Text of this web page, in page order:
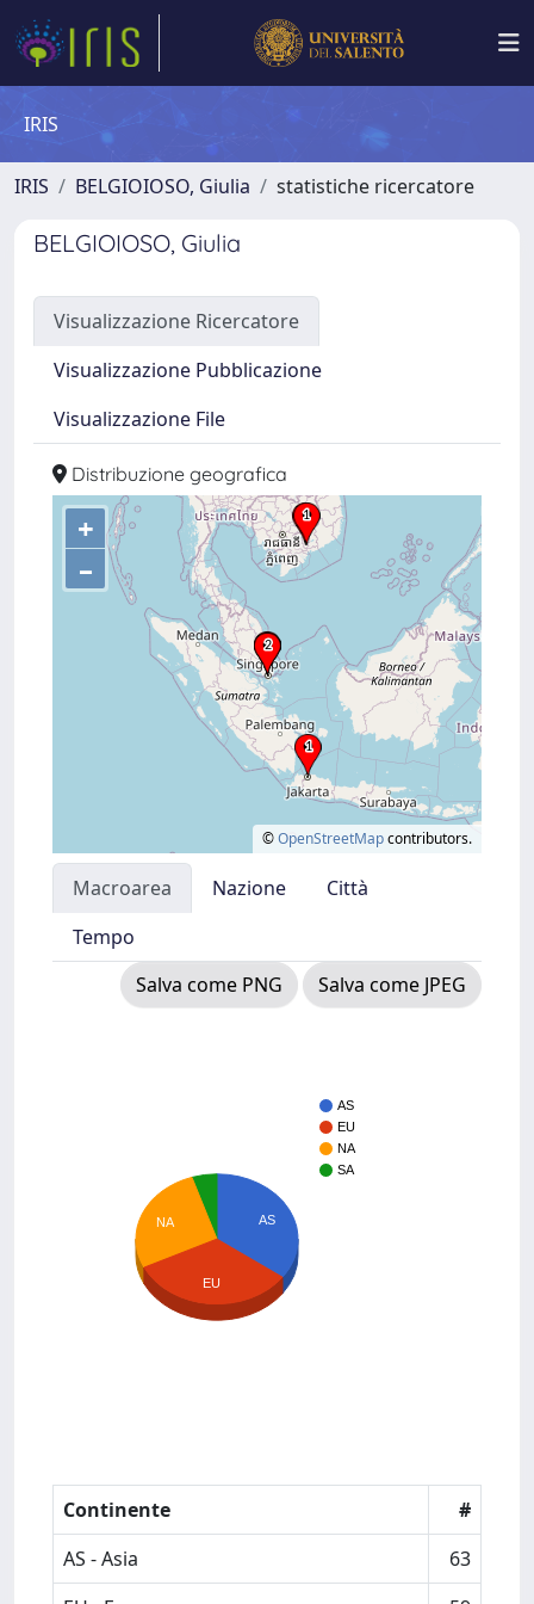
IRIS
IRIS BELGIOIOSO, Giulia statistiche ricercatore
BELGIOIOSO, Giulia
Visualizzazione Ricercatore
Visualizzazione Pubblicazione
Visualizzazione File
Distribuzione geografica
+
–
©OpenStreetMapcontributors.
Macroarea Nazione
Città
Tempo
Salva come PNG
Salva come JPEG
AS
EU
NA
SA
AS
NA
EU
Continente
#
AS - Asia
63